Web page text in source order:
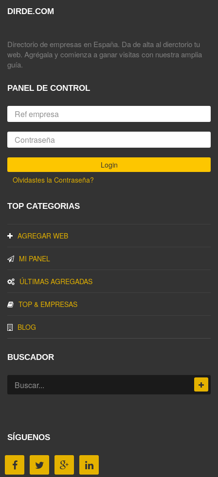
DIRDE.COM
Directorio de empresas en España. Da de alta al dierctorio tu
web. Agrégala y comienza a ganar visitas con nuestra amplia
guía.
PANEL DE CONTROL
Olvidastes la Contraseña?
TOP CATEGORIAS
AGREGAR WEB
MI PANEL
ÚLTIMAS AGREGADAS
TOP & EMPRESAS
BLOG
BUSCADOR
SÍGUENOS